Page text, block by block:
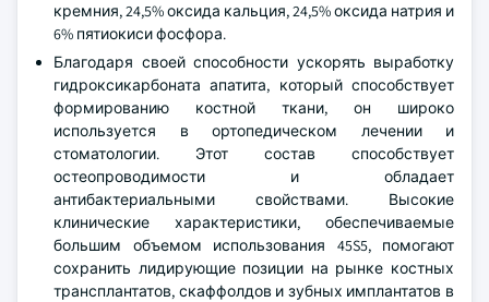
кремния, 24,5% оксида кальция, 24,5% оксида натрия и
6% пятиокиси фосфора.
Благодаря своей способности ускорять выработку
гидроксикарбоната апатита, который способствует
формированию костной ткани, он широко
используется в ортопедическом лечении и
стоматологии. Этот состав способствует
остеопроводимости и обладает
антибактериальными свойствами. Высокие
клинические характеристики, обеспечиваемые
большим объемом использования 45S5, помогают
сохранить лидирующие позиции на рынке костных
трансплантатов, скаффолдов и зубных имплантатов в